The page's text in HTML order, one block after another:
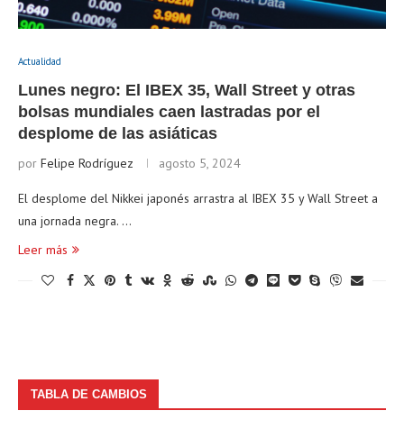
Actualidad
Lunes negro: El IBEX 35, Wall Street y otras
bolsas mundiales caen lastradas por el
desplome de las asiáticas
por Felipe Rodríguez agosto 5, 2024
El desplome del Nikkei japonés arrastra al IBEX 35 y Wall Street a
una jornada negra. …
Leer más
TABLA DE CAMBIOS